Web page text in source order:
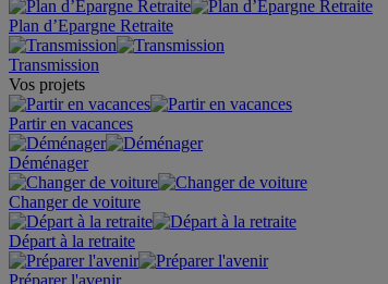
Plan d’Epargne Retraite
Transmission
Vos projets
Partir en vacances
Déménager
Changer de voiture
Départ à la retraite
Préparer l'avenir